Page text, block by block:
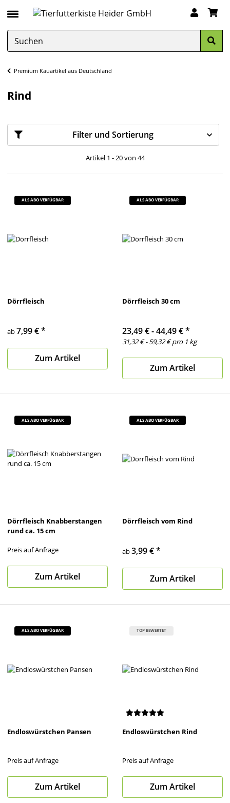
Premium Kauartikel aus Deutschland
Rind
Filter und Sortierung
Artikel 1 - 20 von 44
ALS ABO VERFÜGBAR
Dörrfleisch
ab7,99 €*
Zum Artikel
ALS ABO VERFÜGBAR
Dörrfleisch 30 cm
23,49 € -44,49 €*
31,32 € - 59,32 € pro 1 kg
Zum Artikel
ALS ABO VERFÜGBAR
Dörrfleisch Knabberstangen
rund ca. 15 cm
Preis auf Anfrage
Zum Artikel
ALS ABO VERFÜGBAR
Dörrfleisch vom Rind
ab3,99 €*
Zum Artikel
ALS ABO VERFÜGBAR
Endloswürstchen Pansen
Preis auf Anfrage
Zum Artikel
TOP BEWERTET
Endloswürstchen Rind
Preis auf Anfrage
Zum Artikel